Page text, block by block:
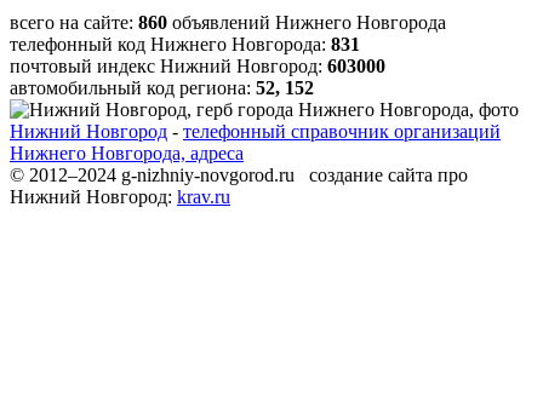
всего на сайте: 860 объявлений Нижнего Новгорода
телефонный код Нижнего Новгорода: 831
почтовый индекс Нижний Новгород: 603000
автомобильный код региона: 52, 152
Нижний Новгород - телефонный справочник организаций
Нижнего Новгорода, адреса
© 2012–2024 g-nizhniy-novgorod.ru создание сайта про
Нижний Новгород: krav.ru